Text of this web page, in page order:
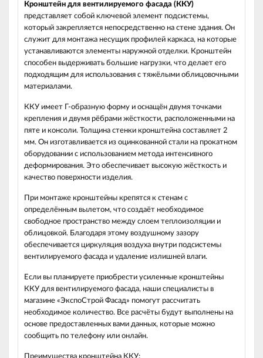
Кронштейн для вентилируемого фасада (ККУ)
представляет собой ключевой элемент подсистемы,
который закрепляется непосредственно на стене здания. Он
служит для монтажа несущих профилей каркаса, на которые
устанавливаются элементы наружной отделки. Кронштейн
способен выдерживать большие нагрузки, что делает его
подходящим для использования с тяжёлыми облицовочными
материалами.
ККУ имеет Г-образную форму и оснащён двумя точками
крепления и двумя рёбрами жёсткости, расположенными на
пяте и консоли. Толщина стенки кронштейна составляет 2
мм. Он изготавливается из оцинкованной стали на прокатном
оборудовании с использованием метода интенсивного
деформирования. Это обеспечивает высокую жёсткость и
качество поверхности изделия.
При монтаже кронштейны крепятся к стенам с
определённым вылетом, что создаёт необходимое
свободное пространство между слоем теплоизоляции и
облицовкой. Благодаря этому воздушному зазору
обеспечивается циркуляция воздуха внутри подсистемы
вентилируемого фасада и удаление излишней влаги.
Если вы планируете приобрести усиленные кронштейны
ККУ для вентилируемого фасада, наши специалисты в
магазине «ЭкспоСтрой Фасад» помогут рассчитать
необходимое количество. Все расчёты будут выполнены на
основе предоставленных вами данных, которые можно
сообщить по телефону или онлайн.